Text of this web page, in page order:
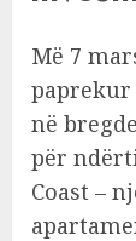
Më 7
paprekur
në
për
Coast –